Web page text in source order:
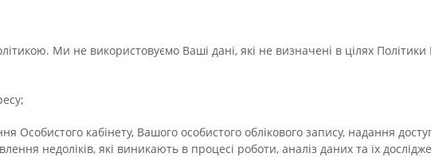
Ми не використовуємо Ваші дані, які не визначені в цілях
кабінету, Вашого особистого облікового запису, надання
недоліків, які виникають в процесі роботи, аналіз даних та їх